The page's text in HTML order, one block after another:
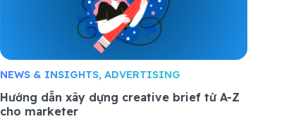
NEWS & INSIGHTS, ADVERTISING
Hướng dẫn xây dựng creative brief từ A-Z
cho marketer